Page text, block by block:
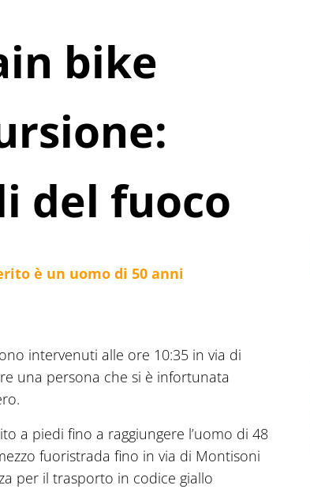
bike
del fuoco
è un uomo di 50 anni
intervenuti alle ore 10:35 in via di
una persona che si è infortunata
a piedi fino a raggiungere l’uomo di 48
fuoristrada fino in via di Montisoni
per il trasporto in codice giallo